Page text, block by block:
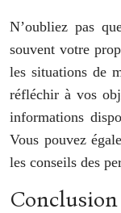
N’oubliez pas
souvent votre
les situations de
réfléchir à vos
informations
Vous pouvez
les conseils des
Conclusion